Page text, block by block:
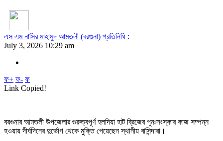
এস এম নাসির মাহামুদ আমতলী (বরগুনা) প্রতিনিধি :
July 3, 2026 10:29 am
ফ+ ফ- ফ
Link Copied!
বরগুনার আমতলী উপজেলার গুরুত্বপূর্ণ হলদিয়া হাট ব্রিজের পুনঃসংস্কার কাজ সম্পন্ন
হওয়ায় দীর্ঘদিনের দুর্ভোগ থেকে মুক্তি পেয়েছেন স্থানীয় বাসিন্দারা।